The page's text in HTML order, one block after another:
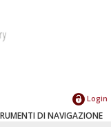
Login
DI NAVIGAZIONE